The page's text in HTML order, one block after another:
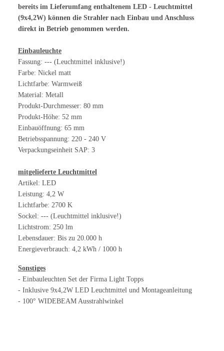
bereits im Lieferumfang enthaltenem LED - Leuchtmittel
(9x4,2W) können die Strahler nach Einbau und Anschluss
direkt in Betrieb genommen werden.
Einbauleuchte
Fassung: --- (Leuchtmittel inklusive!)
Farbe: Nickel matt
Lichtfarbe: Warmweiß
Material: Metall
Produkt-Durchmesser: 80 mm
Produkt-Höhe: 52 mm
Einbauöffnung: 65 mm
Betriebsspannung: 220 - 240 V
Verpackungseinheit SAP: 3
mitgelieferte Leuchtmittel
Artikel: LED
Leistung: 4,2 W
Lichtfarbe: 2700 K
Sockel: --- (Leuchtmittel inklusive!)
Lichtstrom: 250 lm
Lebensdauer: Bis zu 20.000 h
Energieverbrauch: 4,2 kWh / 1000 h
Sonstiges
- Einbauleuchten Set der Firma Light Topps
- Inklusive 9x4,2W LED Leuchtmittel und Montageanleitung
- 100° WIDEBEAM Ausstrahlwinkel